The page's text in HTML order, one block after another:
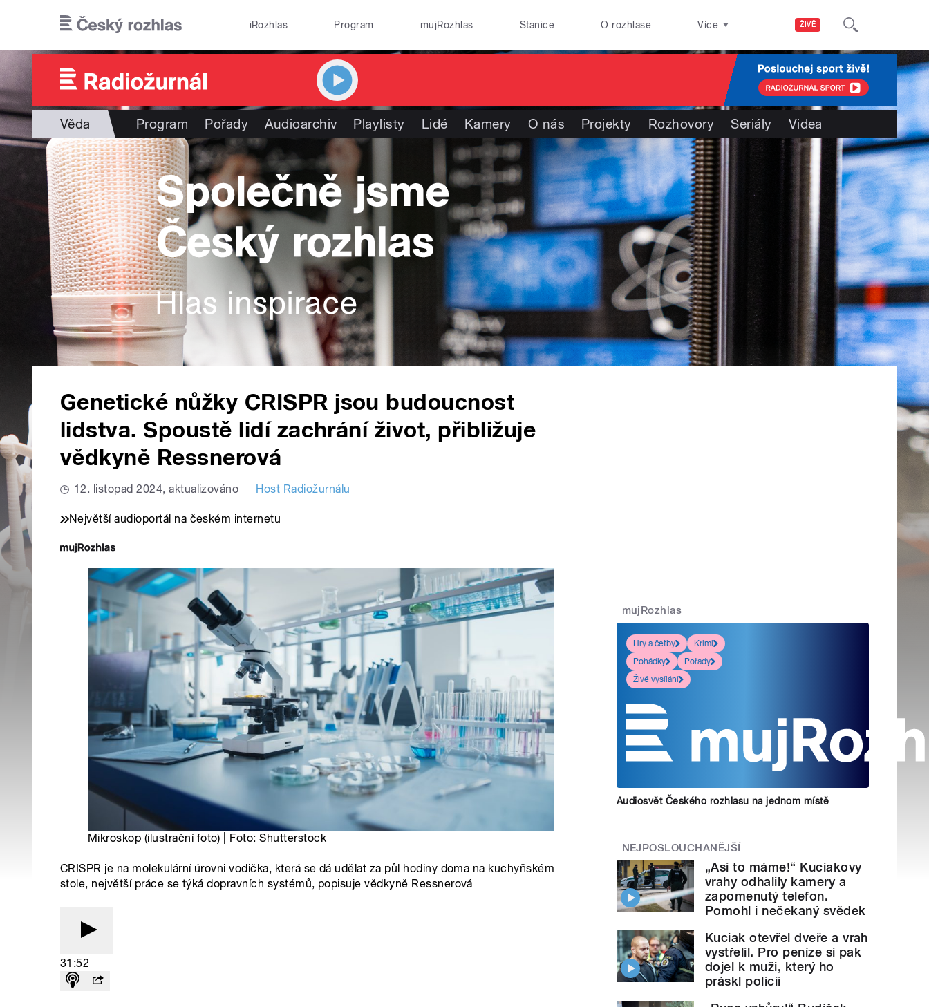
ŽIVĚ
iRozhlas Program mujRozhlas Stanice O rozhlase Více
Věda Program Pořady Audioarchiv Playlisty Lidé Kamery O nás Projekty Rozhovory Seriály Videa
Genetické nůžky CRISPR jsou budoucnost
lidstva. Spoustě lidí zachrání život, přibližuje
vědkyně Ressnerová
12. listopad 2024, aktualizováno Host Radiožurnálu
Největší audioportál na českém internetu
Mikroskop (ilustrační foto) | Foto: Shutterstock
CRISPR je na molekulární úrovni vodička, která se dá udělat za půl hodiny doma na kuchyňském
stole, největší práce se týká dopravních systémů, popisuje vědkyně Ressnerová
31:52
mujRozhlas
Hry a četby
Krimi
Pohádky
Pořady
Živé vysílání
Audiosvět Českého rozhlasu na jednom místě
NEJPOSLOUCHANĚJŠÍ
„Asi to máme!“ Kuciakovy
vrahy odhalily kamery a
zapomenutý telefon.
Pomohl i nečekaný svědek
Kuciak otevřel dveře a vrah
vystřelil. Pro peníze si pak
dojel k muži, který ho
práskl policii